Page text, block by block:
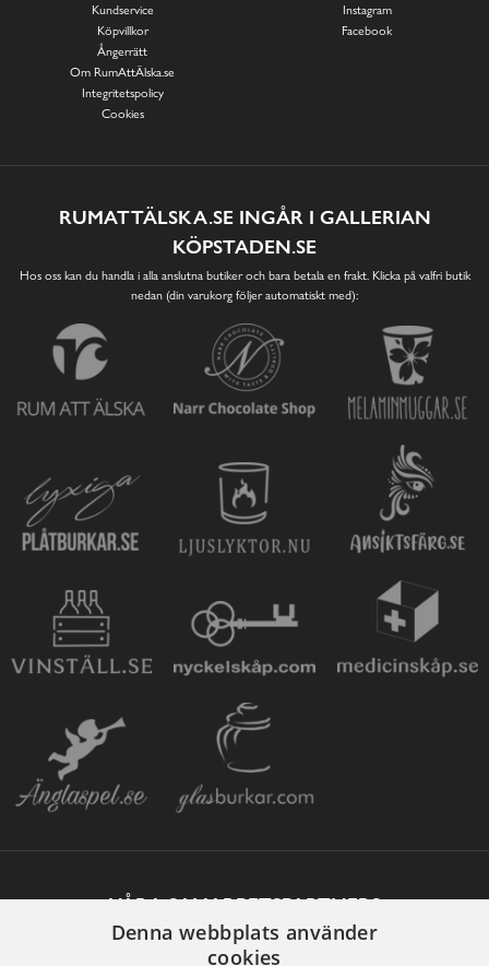
Kundservice
Köpvillkor
Ångerrätt
Om RumAttÄlska.se
Integritetspolicy
Cookies
Instagram
Facebook
RUMATTÄLSKA.SE INGÅR I GALLERIAN
KÖPSTADEN.SE
Hos oss kan du handla i alla anslutna butiker och bara betala en frakt. Klicka på valfri butik
nedan (din varukorg följer automatiskt med):
VÅRA SAMARBETSPARTNERS
Denna webbplats använder
cookies